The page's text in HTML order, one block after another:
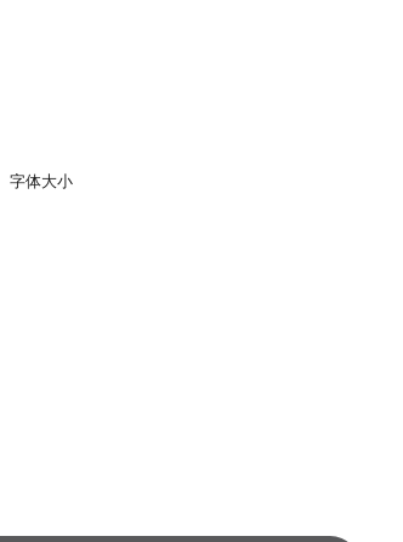
字体大小